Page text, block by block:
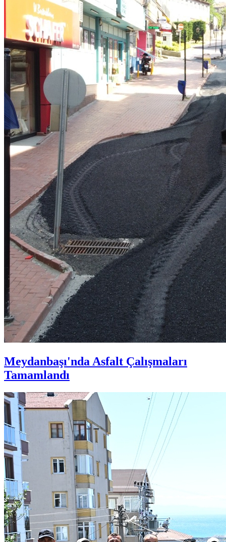
Meydanbaşı'nda Asfalt Çalışmaları
Tamamlandı